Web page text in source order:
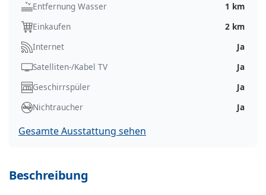
Entfernung Wasser
1 km
Einkaufen
2 km
Internet
Ja
Satelliten-/Kabel TV
Ja
Geschirrspüler
Ja
Nichtraucher
Ja
Gesamte Ausstattung sehen
Beschreibung